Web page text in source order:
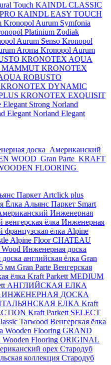
Touch KAINDL CLASSIC
KAINDL EASY TOUCH
Kronopol Aurum Symfonia
Platinium Zodiak
Aurum Senso Kronopol
Aroma Kronopol Aurum
KRONOTEX AQUA
MAMMUT KRONOTEX
ROBUSTO
KRONOTEX DYNAMIC
KRONOTEX EXQUISIT
Strong Norland
Elegant Norland Elegant
доска Американский
WOOD Gran Parte KRAFT
FLOORING
Паркет Artclick plus
Ёлка Альянс Паркет Smart
Инженерная
ёлка Инженерная
ёлка Alpine
Alpine Floor CHATEAU
Инженерная доска
английская ёлка Gran
мм Gran Parte Венгерская
ёлка Kraft Parkett MEDIUM
АНГЛИЙСКАЯ ЕЛКА
ИНЖЕНЕРНАЯ ДОСКА
ИТАЛЬЯНСКАЯ ЕЛКА Kraft
Kraft Parkett SELECT
Tarwood Венгерская ёлка
Wooden Flooring GRAND
Wooden Flooring ORIGINAL
орех Стародуб
коллекция Стародуб